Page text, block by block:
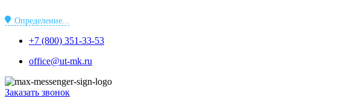
к Определение...
+7 (800) 351-33-53
office@ut-mk.ru
Заказать звонок